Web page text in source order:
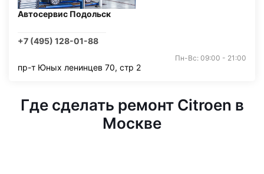
Автосервис Подольск
+7 (495) 128-01-88
Пн-Вс: 09:00 - 21:00
пр-т Юных ленинцев 70, стр 2
Где сделать ремонт Citroen в
Москве